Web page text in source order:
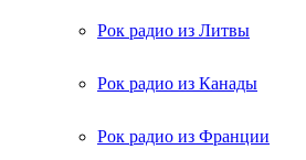
Рок радио из Литвы
Рок радио из Канады
Рок радио из Франции